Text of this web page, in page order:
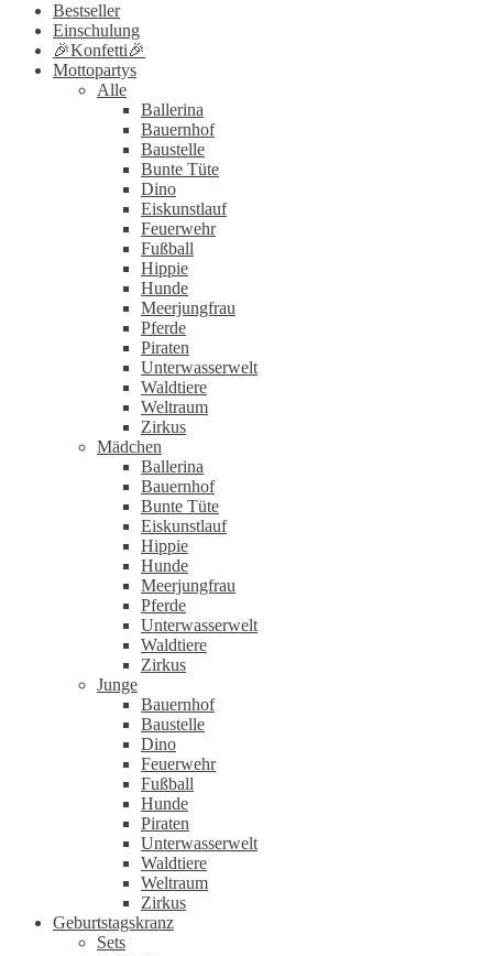
Bestseller
Einschulung
🎉Konfetti🎉
Mottopartys
Alle
Ballerina
Bauernhof
Baustelle
Bunte Tüte
Dino
Eiskunstlauf
Feuerwehr
Fußball
Hippie
Hunde
Meerjungfrau
Pferde
Piraten
Unterwasserwelt
Waldtiere
Weltraum
Zirkus
Mädchen
Ballerina
Bauernhof
Bunte Tüte
Eiskunstlauf
Hippie
Hunde
Meerjungfrau
Pferde
Unterwasserwelt
Waldtiere
Zirkus
Junge
Bauernhof
Baustelle
Dino
Feuerwehr
Fußball
Hunde
Piraten
Unterwasserwelt
Waldtiere
Weltraum
Zirkus
Geburtstagskranz
Sets